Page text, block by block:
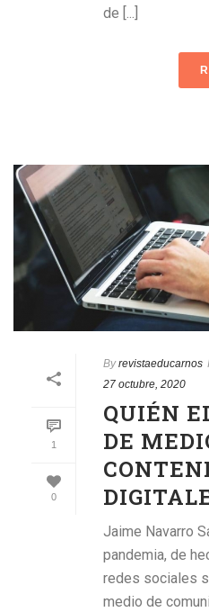
de [...]
1
0
By revistaeducarnos
27 octubre, 2020
QUIÉN
DE
Jaime Navarro
pandemia, de
redes sociales
medio de